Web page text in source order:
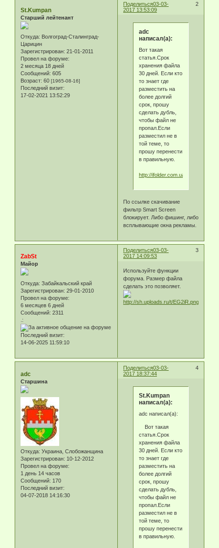
Поделиться 2
03-03-
2017 13:53:09
St.Kumpan
Старший лейтенант
Откуда: Волгоград-Сталинград-
Царицин
Зарегистрирован: 21-01-2011
Провел на форуме:
2 месяца 18 дней
Сообщений: 605
Возраст: 60 [1965-08-16]
Последний визит:
17-02-2021 13:52:29
adc
написал(а):
Вот такая
статья.Срок
хранения файла
30 дней. Если кто
то знает где
разместить на
более долгий
срок, прошу
сделать дубль,
чтобы файл не
пропал.Если
разместил не в
той теме, то
прошу перенести
в правильную.
http://ifolder.com.ua/
По ссылке скачивание
фильтр Smart Screen
блокирует. Либо фишинг, либо
всплывающие окна рекламы.
Поделиться 3
03-03-
2017 14:09:53
ZabSt
Майор
Откуда: Забайкальский край
Зарегистрирован: 29-01-2010
Провел на форуме:
6 месяцев 6 дней
Сообщений: 2311
.:
Последний визит:
14-06-2025 11:59:10
Используйте функции
форума. Размер файла
сделать это позволяет.
Поделиться 4
03-03-
2017 18:37:44
adc
Старшина
Откуда: Украина, Слобожанщина
Зарегистрирован: 10-12-2012
Провел на форуме:
1 день 14 часов
Сообщений: 170
Последний визит:
04-07-2018 14:16:30
St.Kumpan
написал(а):
adc написал(а):
Вот такая
статья.Срок
хранения файла
30 дней. Если кто
то знает где
разместить на
более долгий
срок, прошу
сделать дубль,
чтобы файл не
пропал.Если
разместил не в
той теме, то
прошу перенести
в правильную.